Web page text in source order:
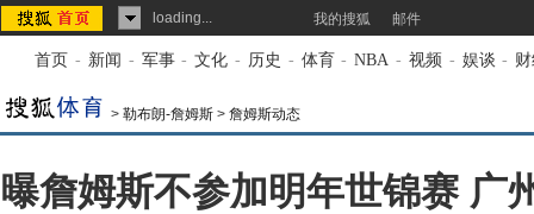
loading... 我的搜狐 邮件
首页 - 新闻 - 军事 - 文化 - 历史 - 体育 - NBA - 视频 - 娱谈 -
> 勒布朗-詹姆斯 > 詹姆斯动态
曝詹姆斯不参加明年世锦赛 广